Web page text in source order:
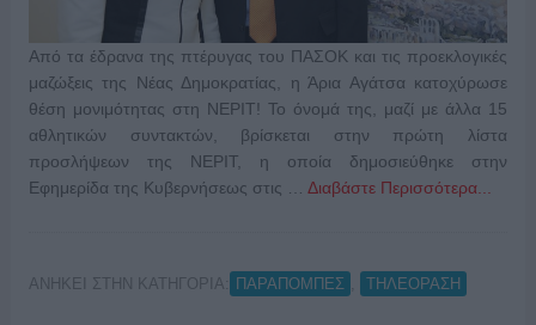
Από τα έδρανα της πτέρυγας του ΠΑΣΟΚ και τις προεκλογικές
μαζώξεις της Νέας Δημοκρατίας, η Άρια Αγάτσα κατοχύρωσε
θέση μονιμότητας στη ΝΕΡΙΤ! Το όνομά της, μαζί με άλλα 15
αθλητικών συντακτών, βρίσκεται στην πρώτη λίστα
προσλήψεων της ΝΕΡΙΤ, η οποία δημοσιεύθηκε στην
Εφημερίδα της Κυβερνήσεως στις … Διαβάστε Περισσότερα...
ΑΝΗΚΕΙ ΣΤΗΝ ΚΑΤΗΓΟΡΙΑ: ΠΑΡΑΠΟΜΠΕΣ ΤΗΛΕΟΡΑΣΗ